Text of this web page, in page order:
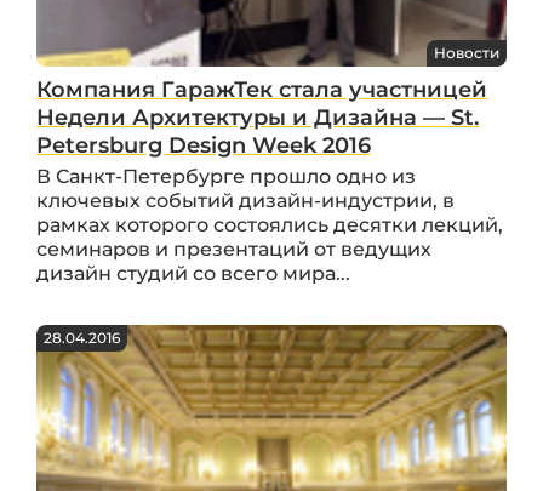
Новости
Компания ГаражТек стала участницей
Недели Архитектуры и Дизайна — St.
Petersburg Design Week 2016
В Санкт-Петербурге прошло одно из
ключевых событий дизайн-индустрии, в
рамках которого состоялись десятки лекций,
семинаров и презентаций от ведущих
дизайн студий со всего мира...
28.04.2016